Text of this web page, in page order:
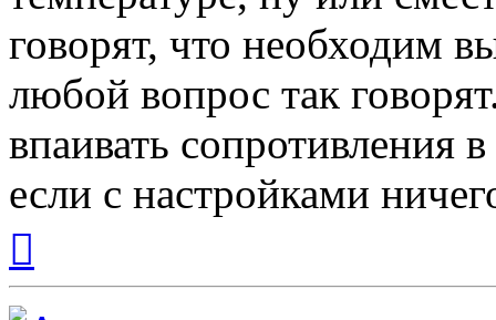
говорят, что необходим
любой вопрос так
впаивать сопротивления
если с настройками
началу